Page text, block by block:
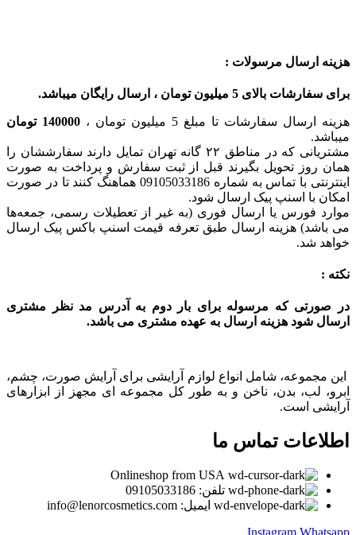
هزینه ارسال مرسولات :
برای سفارشات بالای 5 میلیون تومان ، ارسال رایگان میباشد.
هزینه ارسال سفارشات تا مبلغ 5 میلیون تومان ،
140000 تومان
میباشد.
مشتریانی که در مناطق ۲۲ گانه تهران تمایل دارند سفارششان را
همان روز تحویل بگیرند قبل از ثبت سفارش و پرداخت به صورت
اینترنتی با تماس به شماره 09105033186 هماهنگ کنند تا در صورت
امکان با اسنپ پیک ارسال شود.
موارد فورس یا ارسال فوری (به غیر از تعطیلات رسمی، جمعه‌ها
می باشد) هزینه ارسال طبق تعرفه قیمت اسنپ باکس پیک ارسال
خواهد شد.
نکته :
در صورتی که مرسوله برای بار دوم به آدرس مد نظر مشتری
ارسال شود هزینه ارسال به عهده مشتری می باشد.
این مجموعه، شامل انواع لوازم آرایشی برای آرایش صورت، چشم،
ابرو، لب، بدن، ناخن و به طور کل مجموعه ای مجهز از ابزارهای
آرایشی است.
اطلاعات تماس ما
Onlineshop from USA
تلفن: 09105033186
ایمیل: info@lenorcosmetics.com